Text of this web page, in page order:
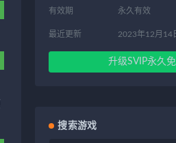
有效期 永久有效
最近更新 2023年12月14
升级SVIP永久
搜索游戏